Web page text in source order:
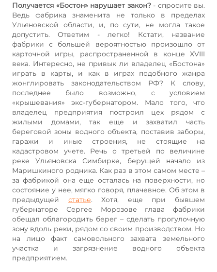
Получается «Бостон» нарушает закон? - спросите вы.
Ведь фабрика знаменита не только в пределах
Ульяновской области, и, по сути, не могла такое
допустить. Ответим - легко! Кстати, название
фабрики с большей вероятностью произошло от
карточной игры, распространенной в конце XVIII
века. Интересно, не привык ли владелец «Бостона»
играть в карты, и как в играх подобного жанра
жонглировать законодательством РФ? К слову,
последнее было возможно, с условием
«крышевания» экс-губернатором. Мало того, что
владелец предприятия построил цех рядом с
жилыми домами, так еще и захватил часть
береговой зоны водного объекта, поставив заборы,
гаражи и иные строения, не стоящие на
кадастровом учете. Речь о третьей по величине
реке Ульяновска Симбирке, берущей начало из
Маришкиного родника. Как раз в этом самом месте –
за фабрикой она еще осталась на поверхности, но
состояние у нее, мягко говоря, плачевное. Об этом в
предыдущей статье. Хотя, еще при бывшем
губернаторе Сергее Морозове глава фабрики
обещал облагородить берег – сделать прогулочную
зону вдоль реки, рядом со своим производством. Но
на лицо факт самовольного захвата земельного
участка и загрязнение водного объекта
предприятием.